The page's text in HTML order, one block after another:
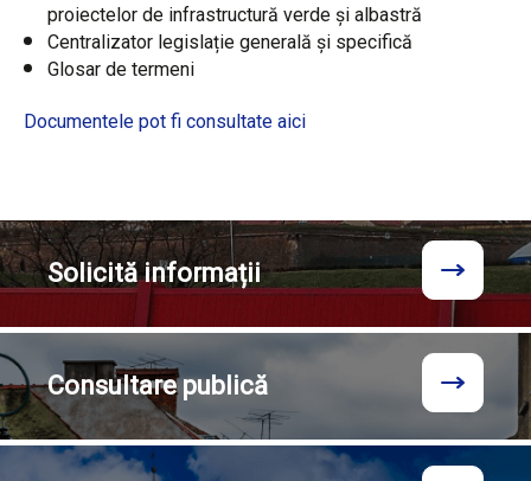
proiectelor de infrastructură verde și albastră
Centralizator legislație generală și specifică
Glosar de termeni
Documentele pot fi consultate aici
Solicităinformații
Consultarepublică